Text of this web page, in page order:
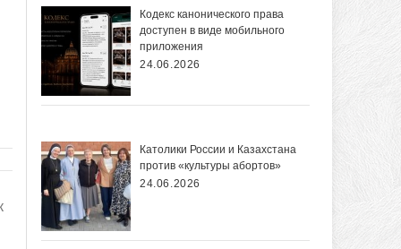
Кодекс канонического права
доступен в виде мобильного
приложения
24.06.2026
Католики России и Казахстана
против «культуры абортов»
24.06.2026